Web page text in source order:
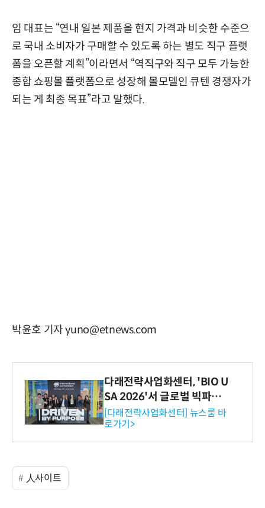
임 대표는 “연내 일본 제품을 현지 가격과 비슷한 수준으
로 국내 소비자가 구매할 수 있도록 하는 별도 직구 플랫
폼을 오픈할 계획”이라면서 “역직구와 직구 모두 가능한
종합 쇼핑몰 플랫폼으로 성장해 몰모델인 큐텐 경쟁자가
되는 게 최종 목표”라고 말했다.
박윤호 기자 yuno@etnews.com
다래전략사업화센터, 'BIO U
SA 2026'서 글로벌 빅파마
와의 비즈니스 미팅 지원…K
-바이오 해외 진출 교두보 확
보
[다래전략사업화센터] 뉴스룸 바
로가기>
人사이트